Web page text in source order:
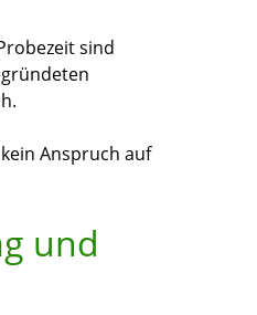
sind
Anspruch auf
und